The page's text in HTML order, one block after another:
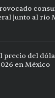
junto al río
precio del
en México